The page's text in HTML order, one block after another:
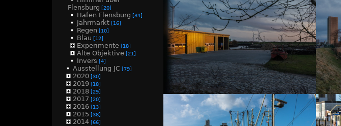
Flensburg [20]
Hafen Flensburg [34]
Jahrmarkt [16]
Regen [10]
Blau [12]
Experimente [18]
Alte Objektive [21]
Invers [4]
Ausstellung JC [79]
2020 [30]
2019 [18]
2018 [29]
2017 [20]
2016 [13]
2015 [38]
2014 [66]
5618 Aufrufe
Impressionen-Husum-04
4607 Aufrufe